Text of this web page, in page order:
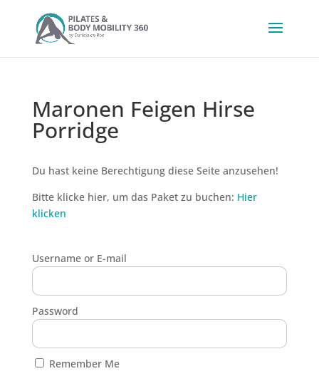
Maronen Feigen Hirse
Porridge
Du hast keine Berechtigung diese Seite anzusehen!
Bitte klicke hier, um das Paket zu buchen: Hier
klicken
Username or E-mail
Password
Remember Me